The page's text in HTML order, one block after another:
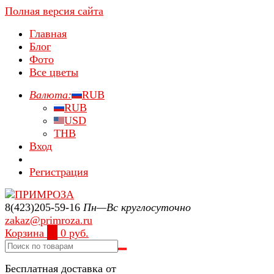
Полная версия сайта
Главная
Блог
Фото
Все цветы
Валюта:
RUB
RUB
USD
THB
Вход
Регистрация
8(423)205-59-16 Пн—Вс круглосуточно
zakaz@primroza.ru
Корзина
0 руб.
Бесплатная доставка от